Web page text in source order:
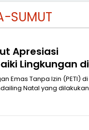
SUMUT
Apresiasi
Lingkungan di
Minta APH Ikut
Emas Tanpa Izin (PETI) di
Natal yang dilakukan